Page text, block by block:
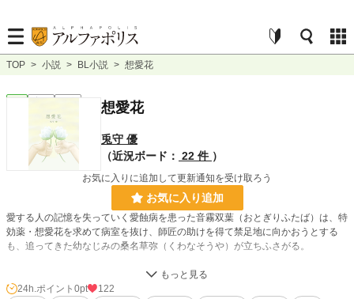
TOP > 小説 > BL小説 > 想愛花
想愛花
兎守 優
（近況ボード： 22 件 ）
お気に入りに追加して更新通知を受け取ろう
お気に入り追加
愛する人の記憶を失っていく愛蝕病を患った音霧双葉（おとぎりふたば）は、特
効薬・想愛花を求めて病室を抜け、師匠の助けを得て禁足地に向かおうとする
も、追ってきた幼なじみの桑名草弥（くわなそうや）が立ちふさがる。
愛が食われていく病で、愛する人を忘れた男が、幼なじみへの愛を取り戻そうと
する話。
24h.ポイント 0pt
122